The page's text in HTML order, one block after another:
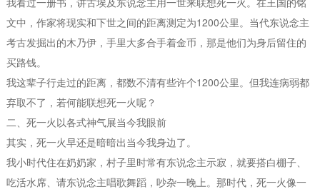
文中，作家将现实和下世之间的距离测定为1200公里。当代东说念主
考古发掘出的木乃伊，手里大多合手着金币，那是他们为身后留住的
买路钱。
我这辈子行走过的距离，都数不清有些许个1200公里。但我连病弱都
弃取不了，若何能联想死一火呢？
二、死一火以各式神气展当今我眼前
其实，死一火早还是暗暗出当今我身边了。
我小时代住在奶奶家，村子里时常有东说念主示寂，就要搭白棚子、
吃活水席、请东说念主唱歌舞蹈，吵杂一晚上。那时代，死一火像一